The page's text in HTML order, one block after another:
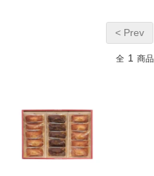
< Prev
全 1 商品